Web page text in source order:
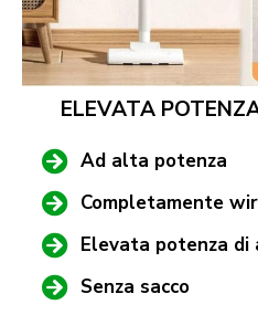
ELEVATA
Ad alta potenza
Completamente
Elevata potenza di
Senza sacco